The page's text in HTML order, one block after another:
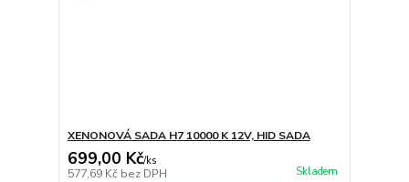
XENONOVÁ SADA H7 10000 K 12V, HID SADA
699,00 Kč/ks
577,69 Kč bez DPH Skladem